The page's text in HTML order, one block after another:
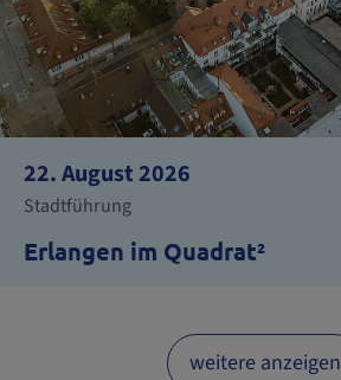
22. August 2026
Stadtführung
Erlangen im Quadrat²
weitere anzeigen